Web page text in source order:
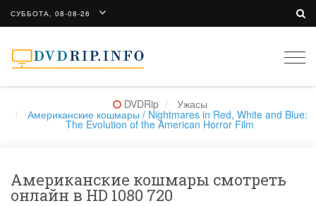
СУББОТА, 08-08-26
DVDRip Ужасы
Американские кошмары / Nightmares in Red, White and Blue:
The Evolution of the American Horror Film
Американские кошмары смотреть
онлайн в HD 1080 720